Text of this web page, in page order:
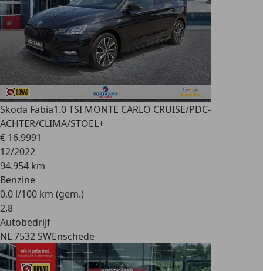
Skoda Fabia1.0 TSI MONTE CARLO CRUISE/PDC-
ACHTER/CLIMA/STOEL+
€ 16.9991
12/2022
94.954 km
Benzine
0,0 l/100 km (gem.)
2,8
Autobedrijf
NL 7532 SWEnschede